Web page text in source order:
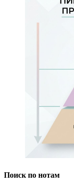
Поиск по нотам